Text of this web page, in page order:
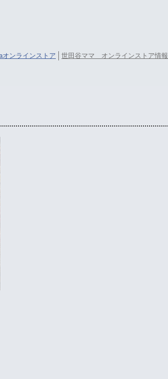
オンラインストア 世田谷ママ オンラインストア情報